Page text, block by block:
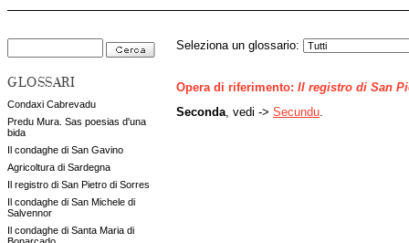
GLOSSARI
Condaxi Cabrevadu
Predu Mura. Sas poesias d'una
bida
Il condaghe di San Gavino
Agricoltura di Sardegna
Il registro di San Pietro di Sorres
Il condaghe di San Michele di
Salvennor
Il condaghe di Santa Maria di
Seleziona un glossario:
Opera di riferimento: Il registro di San
Seconda , vedi -> Secundu